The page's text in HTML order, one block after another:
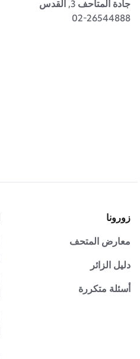
جادة المتاحف 3, القدس
02-26544888
زورونا
معارض المتحف
دليل الزائر
أسئلة متكررة